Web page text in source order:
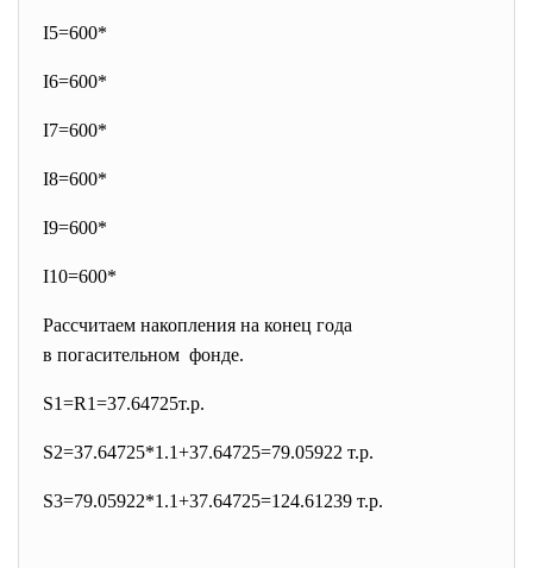
I5=600*
I6=600*
I7=600*
I8=600*
I9=600*
I10=600*
Рассчитаем накопления на конец года
в погасительном фонде.
S1=R1=37.64725т.р.
S2=37.64725*1.1+37.64725=79.05922 т.р.
S3=79.05922*1.1+37.64725=124.61239 т.р.